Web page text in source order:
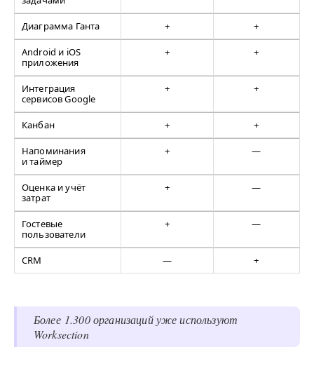
Диаграмма Ганта + +
Android и iOS
приложения
+ +
Интеграция
сервисов Google
+ +
Канбан + +
Напоминания
и таймер
+ —
Оценка и учёт
затрат
+ —
Гостевые
пользователи
+ —
CRM — +
Более 1.300 организаций уже используют
Worksection